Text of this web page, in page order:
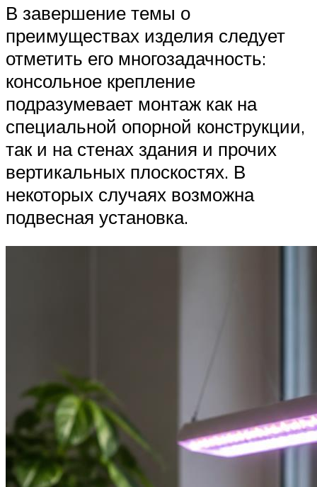
В завершение темы о
преимуществах изделия следует
отметить его многозадачность:
консольное крепление
подразумевает монтаж как на
специальной опорной конструкции,
так и на стенах здания и прочих
вертикальных плоскостях. В
некоторых случаях возможна
подвесная установка.